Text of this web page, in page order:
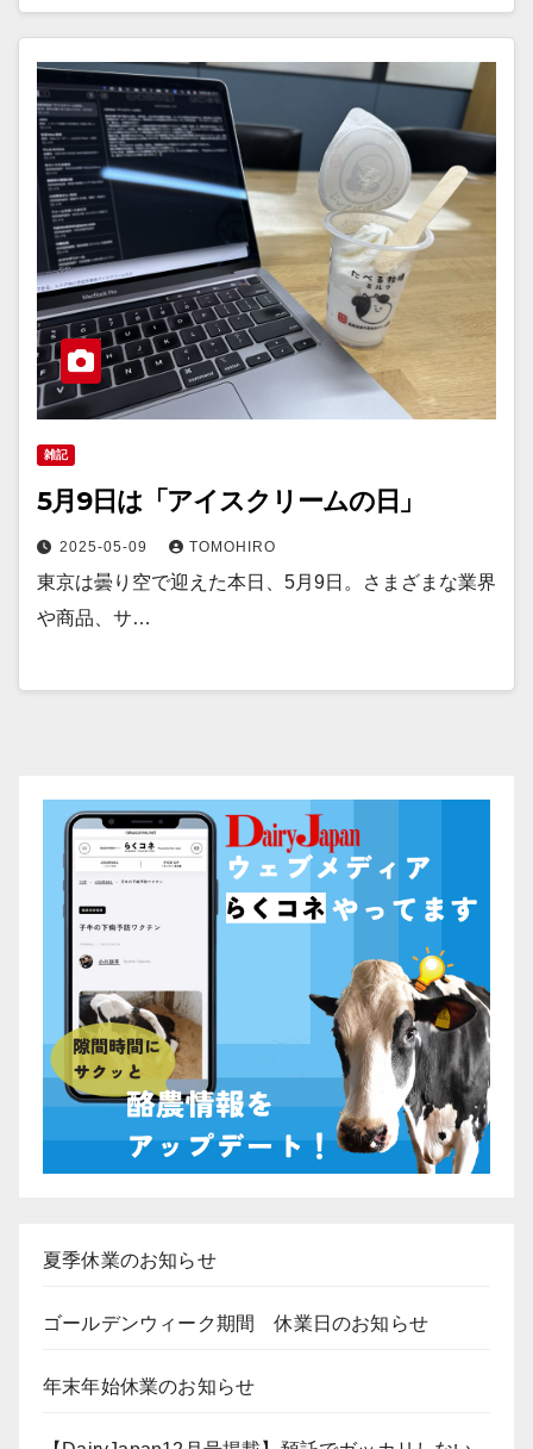
雑記
5月9日は「アイスクリームの日」
2025-05-09 TOMOHIRO
東京は曇り空で迎えた本日、5月9日。さまざまな業界
や商品、サ…
夏季休業のお知らせ
ゴールデンウィーク期間 休業日のお知らせ
年末年始休業のお知らせ